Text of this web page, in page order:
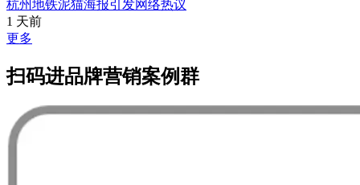
杭州地铁泥猫海报引发网络热议
1 天前
更多
扫码进品牌营销案例群